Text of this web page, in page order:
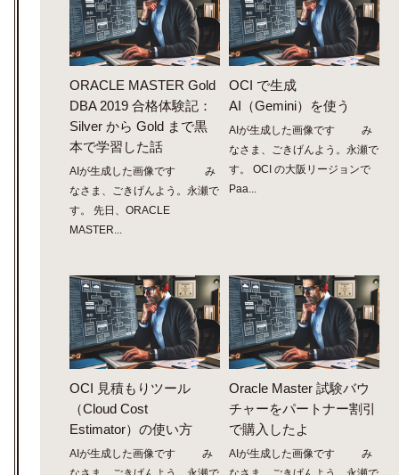
ORACLE MASTER Gold
DBA 2019 合格体験記：
Silver から Gold まで黒
本で学習した話
AIが生成した画像です み
なさま、ごきげんよう。永瀬で
す。 先日、ORACLE
MASTER...
OCI で生成
AI（Gemini）を使う
AIが生成した画像です み
なさま、ごきげんよう。永瀬で
す。 OCI の大阪リージョンで
Paa...
OCI 見積もりツール
（Cloud Cost
Estimator）の使い方
AIが生成した画像です み
Oracle Master 試験バウ
チャーをパートナー割引
で購入したよ
AIが生成した画像です み